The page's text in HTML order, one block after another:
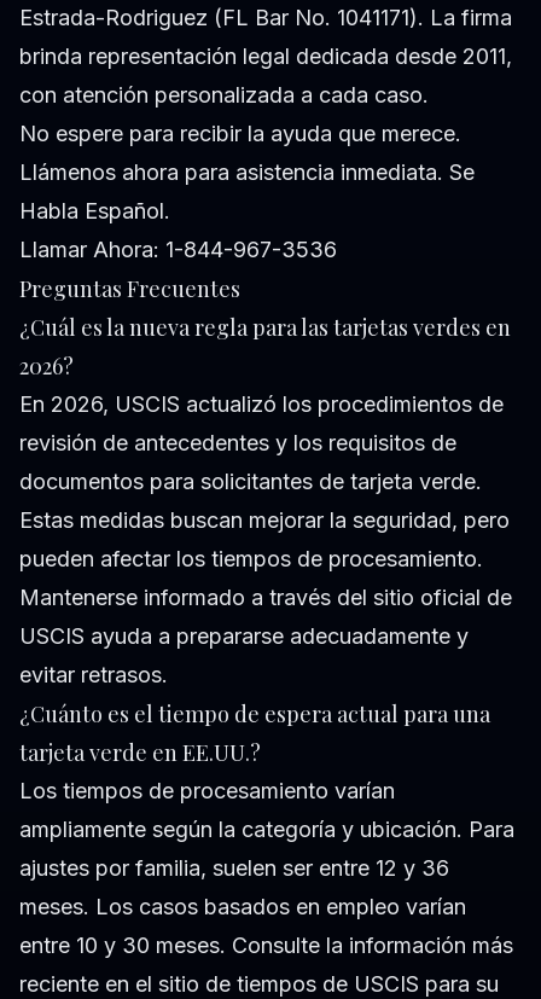
Estrada-Rodriguez (FL Bar No. 1041171). La firma
brinda representación legal dedicada desde 2011,
con atención personalizada a cada caso.
No espere para recibir la ayuda que merece.
Llámenos ahora para asistencia inmediata. Se
Habla Español.
Llamar Ahora: 1-844-967-3536
Preguntas Frecuentes
¿Cuál es la nueva regla para las tarjetas verdes en
2026?
En 2026, USCIS actualizó los procedimientos de
revisión de antecedentes y los requisitos de
documentos para solicitantes de tarjeta verde.
Estas medidas buscan mejorar la seguridad, pero
pueden afectar los tiempos de procesamiento.
Mantenerse informado a través del sitio oficial de
USCIS ayuda a prepararse adecuadamente y
evitar retrasos.
¿Cuánto es el tiempo de espera actual para una
tarjeta verde en EE.UU.?
Los tiempos de procesamiento varían
ampliamente según la categoría y ubicación. Para
ajustes por familia, suelen ser entre 12 y 36
meses. Los casos basados en empleo varían
entre 10 y 30 meses. Consulte la información más
reciente en el sitio de tiempos de USCIS para su